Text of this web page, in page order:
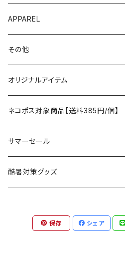
AO COOLERS
asobito
AS2OV
AXESQUIN
Ballistics
BEDROCK SANDALS
バックパック
ポーチ／サコッシュ
ストレージ
パッキングアクセサリー
スリーピングギア
クッキングギア
ヘッドライト／ランタン
テント、タープ
テント、シェルター
タープ
スリーピングギア
寝袋
マット
アクセサリー
テーブル、チェア
テーブル
チェア
ランタン、ライト
燃料ランタン
LEDライト
焚火台／薪ストーブ
焚火台
七輪、グリル
暖房器具
ガスストーブ
クッキングギア
APPAREL
トップス
ボトムス
アンダーウェア
ハンドウェア
ヘッドギア
フットウェア
その他
遊び
フィッシング
ラジコン
ケア用品
雑貨
アウトレット
オリジナルアイテム
ネコポス対象商品【送料385円/個】
サマーセール
酷暑対策グッズ
保存 シェア